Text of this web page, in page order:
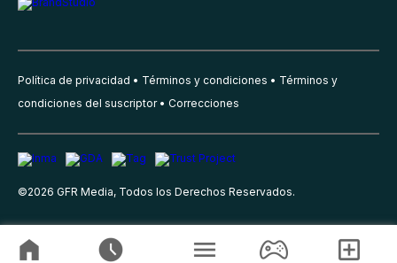
Política de privacidad Términos y condiciones
Términos y
condiciones del suscriptor
Correcciones
©2026 GFR Media, Todos los Derechos Reservados.